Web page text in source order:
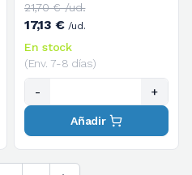
21,70 € /ud.
17,13 €/ud.
En stock
(Env. 7-8 días)
- +
Añadir